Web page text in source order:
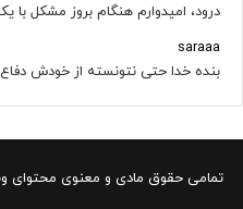
درود، امیدوارم هنگام بروز مشکل با
saraaa
بنده خدا حتی نتونسته از خودش
تمامی حقوق مادی و معنوی محتوای